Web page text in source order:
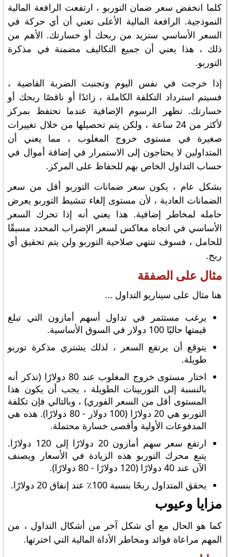
كلما انخفض سعر ضمان التوربو ، ارتفعت الرافعة المالية
النموذجية. الرافعة المالية الأعلى تعني أن أي حركة في
السعر الأساسي ستزيد من ربحك أو خسارتك. الأهم من
ذلك ، هذا يعني أن جميع التكاليف مضمنة في مذكرة
التوربو.
إذا خرجت في نفس اليوم وتجنبت الضربة القاضية ،
فسيتم استرداد التكلفة الكاملة ، زائدًا أو ناقصًا ربحك أو
خسارتك. تظهر الرسوم الإضافية عندما تحتفظ بمركز
لأكثر من 24 ساعة ، ولكن يتم تحصيلها من خلال تغييرات
صغيرة في مستوى خروج المغلوب ، مما يعني أن
المتداولين لا يحتاجون إلى الاستمرار في إضافة أموال في
حساب التداول الخاص بهم للحفاظ على المركز.
بشكل عام ، يكون سعر ضمانات التوربو أقل من سعر
الضمانات العادية ، لأن مستوى إلغاء تنشيط التوربو يعرض
حامله لمخاطر إضافية. هذا يعني أنه إذا تحرك السعر
الأساسي في اتجاه معاكس لسعر الإضراب المحدد مسبقًا
للحامل ، فسوف تنتهي صلاحية التوربو ولن يتم تحقيق أي
ربح.
مثال على الصفقة
هنا مثال على سيناريو التداول ...
يرغب مستثمر في تداول أسهم أمازون التي تبلغ
قيمتها حاليًا 100 دولار في السوق الأساسية.
يتوقع أن يرتفع السعر ، لذلك يشتري مذكرة توربو
طويلة.
اختار مستوى خروج المغلوب عند 80 دولارًا (تذكر أنه
بالنسبة إلى التوربينات الطويلة ، يجب أن يكون هذا
المستوى أقل من السعر الفوري) ، وبالتالي فإن تكلفة
التوربو هي 20 دولارًا (100 دولار - 80 دولارًا). هذه هي
المدفوعات الأولية وأقصى خسارة محتملة.
ارتفع سعر سهم أمازون 20 دولارًا إلى 120 دولارًا.
يتبع محرك التوربو هذه الزيادة في الأسعار ويصنف
الآن عند 40 دولارًا (120 دولارًا - 80 دولارًا).
يحقق المتداول ربحًا بنسبة 100٪ عند إنفاق 20 دولارًا.
مزايا وعيوب
كما هو الحال مع أي شكل آخر من أشكال التداول ، من
المهم مراعاة فوائد ومخاطر الأداة المالية التي اخترتها.